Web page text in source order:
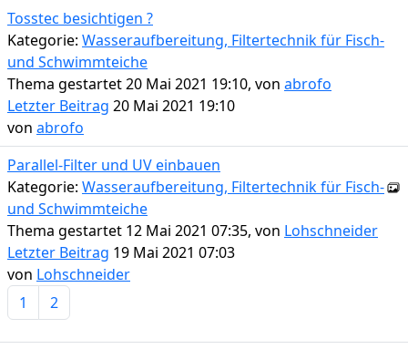
Tosstec besichtigen ?
Kategorie: Wasseraufbereitung, Filtertechnik für Fisch-
und Schwimmteiche
Thema gestartet 20 Mai 2021 19:10, von abrofo
Letzter Beitrag 20 Mai 2021 19:10
von abrofo
Parallel-Filter und UV einbauen
Kategorie: Wasseraufbereitung, Filtertechnik für Fisch-
und Schwimmteiche
Thema gestartet 12 Mai 2021 07:35, von Lohschneider
Letzter Beitrag 19 Mai 2021 07:03
von Lohschneider
1
2